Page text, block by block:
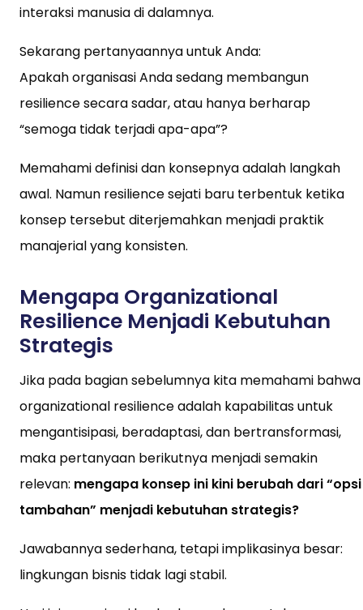
interaksi manusia di dalamnya.
Sekarang pertanyaannya untuk Anda:
Apakah organisasi Anda sedang membangun
resilience secara sadar, atau hanya berharap
“semoga tidak terjadi apa-apa”?
Memahami definisi dan konsepnya adalah langkah
awal. Namun resilience sejati baru terbentuk ketika
konsep tersebut diterjemahkan menjadi praktik
manajerial yang konsisten.
Mengapa Organizational
Resilience Menjadi Kebutuhan
Strategis
Jika pada bagian sebelumnya kita memahami bahwa
organizational resilience adalah kapabilitas untuk
mengantisipasi, beradaptasi, dan bertransformasi,
maka pertanyaan berikutnya menjadi semakin
relevan: mengapa konsep ini kini berubah dari “opsi
tambahan” menjadi kebutuhan strategis?
Jawabannya sederhana, tetapi implikasinya besar:
lingkungan bisnis tidak lagi stabil.